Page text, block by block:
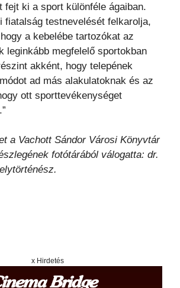
fejt ki a sport különféle ágaiban.
fiatalság testnevelését felkarolja,
a kebelébe tartozókat az
leginkább megfelelő sportokban
akként, hogy telepének
ad más alakulatoknak és az
ott sporttevékenységet
a Vachott Sándor Városi Könyvtár
fotótárából válogatta: dr.
x Hirdetés